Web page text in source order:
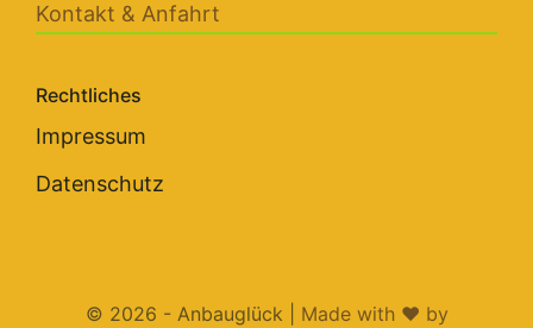
Kontakt & Anfahrt
Rechtliches
Impressum
Datenschutz
© 2026 - Anbauglück | Made with ❤ by